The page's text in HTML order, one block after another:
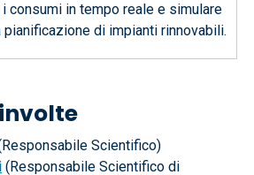
consumi in tempo reale e simulare
di impianti rinnovabili.
Scientifico)
(Responsabile Scientifico di